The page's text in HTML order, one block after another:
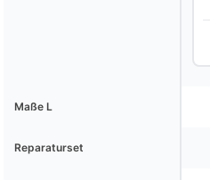
Maße L
Reparaturset